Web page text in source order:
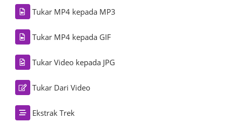
Tukar MP4 kepada MP3
Tukar MP4 kepada GIF
Tukar Video kepada JPG
Tukar Dari Video
Ekstrak Trek